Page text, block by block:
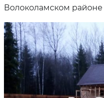
Волоколамском районе